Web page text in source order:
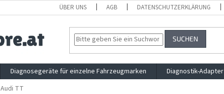
ÜBER UNS AGB DATENSCHUTZERKLÄRUNG
SUCHEN
Diagnosegeräte für einzelne Fahrzeugmarken Diagnostik-Adapter
Audi TT